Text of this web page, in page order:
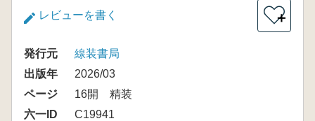
レビューを書く ＋
発行元
線装書局
出版年
2026/03
ページ
16開 精装
六一ID
C19941